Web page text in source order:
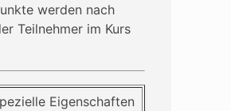
werden nach
Teilnehmer im Kurs
Eigenschaften